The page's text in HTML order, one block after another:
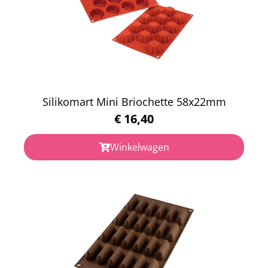
Silikomart Mini Briochette 58x22mm
€ 16,40
Winkelwagen